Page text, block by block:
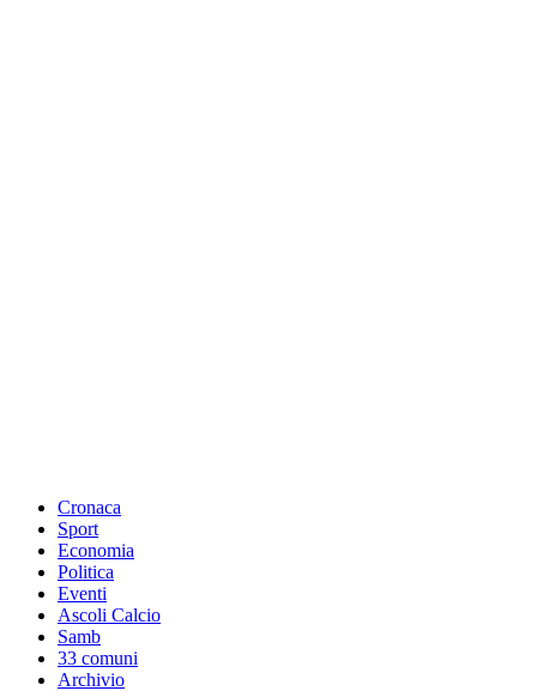
Cronaca
Sport
Economia
Politica
Eventi
Ascoli Calcio
Samb
33 comuni
Archivio